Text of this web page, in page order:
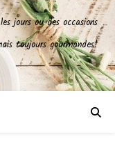
jours ou des occasions
toujours gourmandes!